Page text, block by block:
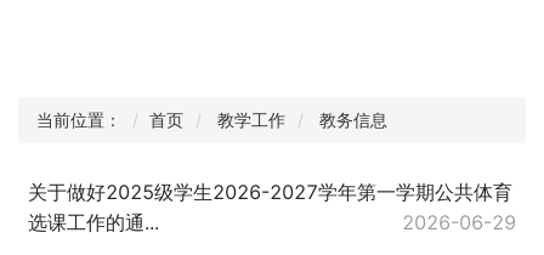
当前位置： 首页 教学工作 教务信息
关于做好2025级学生2026-2027学年第一学期公共体育
选课工作的通...
2026-06-29